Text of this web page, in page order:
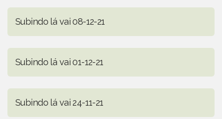
Subindo lá vai 08-12-21
Subindo lá vai 01-12-21
Subindo lá vai 24-11-21